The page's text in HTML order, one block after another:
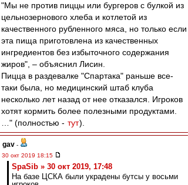
"Мы не против пиццы или бургеров с булкой из
цельнозернового хлеба и котлетой из
качественного рубленного мяса, но только если
эта пища приготовлена из качественных
ингредиентов без избыточного содержания
жиров", – объяснил Лисин.
Пицца в раздевалке "Спартака" раньше все-
таки была, но медицинский штаб клуба
несколько лет назад от нее отказался. Игроков
хотят кормить более полезными продуктами.
…" (полностью - тут).
gav -
30 окт 2019 18:15
SpaSib » 30 окт 2019, 17:48
На базе ЦСКА были украдены бутсы у восьми